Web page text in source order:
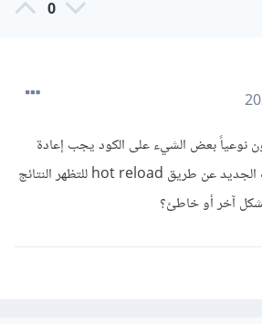
0
نوعياً بعض الشيء على الكود يجب إعادة
عمل build للكود المضاف الجديد عن طريق hot reload للتظهر النتائج
آخر أو خاطئ؟